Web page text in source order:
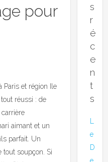
pour
Paris et région Ile
réussi : de
aimant et un
parfait. Un
soupçon. Si
s
r
é
c
e
n
t
s
e
D
e